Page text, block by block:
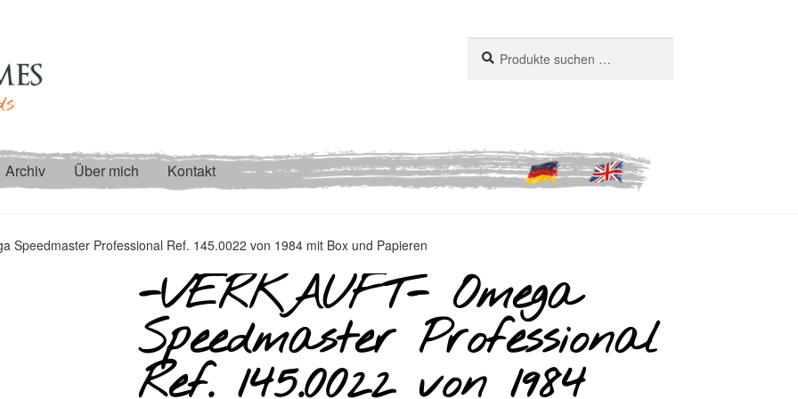
nach:
Archiv Über mich Kontakt
Speedmaster Professional Ref. 145.0022 von 1984 mit Box und Papieren
-VERKAUFT- Omega
Speedmaster Professional
Ref. 145.0022 von 1984